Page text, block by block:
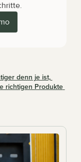
denn je ist,
richtigen Produkte